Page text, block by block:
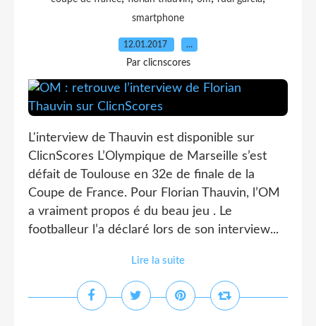
smartphone
12.01.2017 …
Par clicnscores
L'interview de Thauvin est disponible sur
ClicnScores L’Olympique de Marseille s’est
défait de Toulouse en 32e de finale de la
Coupe de France. Pour Florian Thauvin, l’OM
a vraiment propos é du beau jeu . Le
footballeur l’a déclaré lors de son interview...
Lire la suite